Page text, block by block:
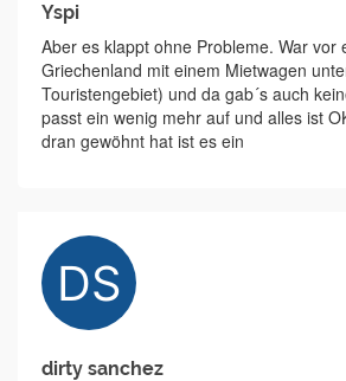
Yspi
Aber es klappt ohne Probleme. War vor
Griechenland mit einem Mietwagen
Touristengebiet) und da gab´s auch
passt ein wenig mehr auf und alles ist
dran gewöhnt hat ist es ein
dirty sanchez